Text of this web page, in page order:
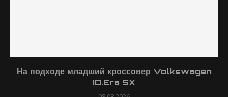
На подходе младший кроссовер Volkswagen
ID.Era 5X